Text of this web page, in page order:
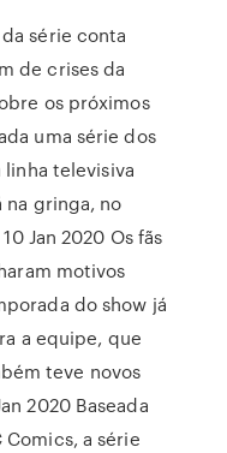
série conta
de crises da
os próximos
uma série dos
linha televisiva
na gringa, no
Jan 2020 Os fãs
motivos
do show já
a equipe, que
teve novos
2020 Baseada
Comics, a série